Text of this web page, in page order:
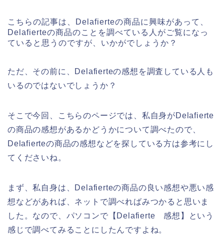
こちらの記事は、Delafierteの商品に興味があって、
Delafierteの商品のことを調べている人がご覧になっ
ていると思うのですが、いかがでしょうか？
ただ、その前に、Delafierteの感想を調査している人も
いるのではないでしょうか？
そこで今回、こちらのページでは、私自身がDelafierte
の商品の感想があるかどうかについて調べたので、
Delafierteの商品の感想などを探している方は参考にし
てくださいね。
まず、私自身は、Delafierteの商品の良い感想や悪い感
想などがあれば、ネットで調べればみつかると思いま
した。なので、パソコンで【Delafierte 感想】という
感じで調べてみることにしたんですよね。